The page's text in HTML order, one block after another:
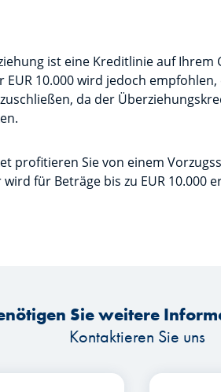
ist eine Kreditlinie auf Ihrem
EUR 10.000 wird jedoch
da der
profitieren Sie von einem
für Beträge bis zu EUR 10.000
Sie weitere
Kontaktieren Sie uns